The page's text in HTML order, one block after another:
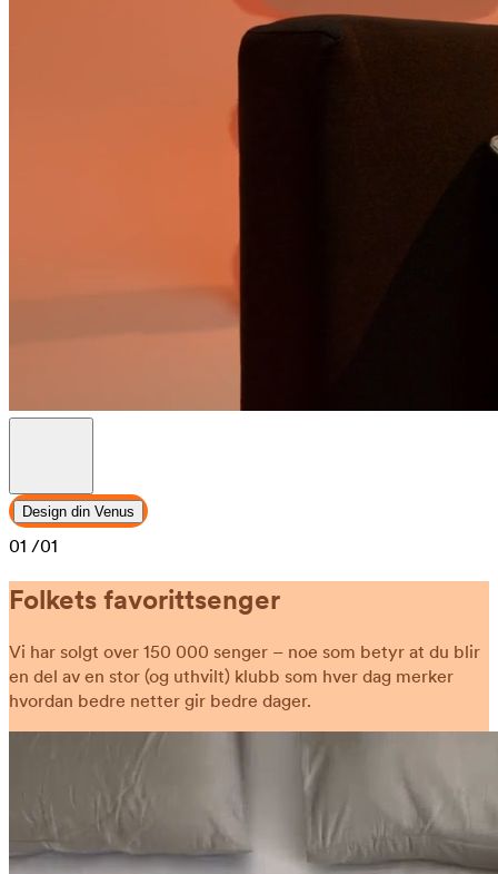
Design din Venus
01 /01
Folkets favorittsenger
Vi har solgt over 150 000 senger – noe som betyr at du blir
en del av en stor (og uthvilt) klubb som hver dag merker
hvordan bedre netter gir bedre dager.